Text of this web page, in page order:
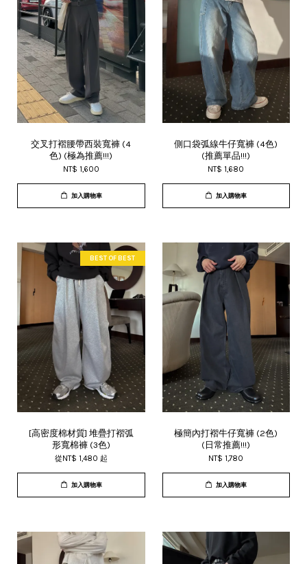
交叉打褶腰帶西裝寬褲 (4
色) (極為推薦!!!)
NT$ 1,600
加入購物車
側口袋弧線牛仔寬褲 (4色)
(推薦單品!!!)
NT$ 1,680
加入購物車
BEST OF BEST
[高密度棉材質] 堆疊打褶弧
形寬棉褲 (3色)
從NT$ 1,480 起
加入購物車
極簡內打褶牛仔寬褲 (2色)
(日常推薦!!!)
NT$ 1,780
加入購物車